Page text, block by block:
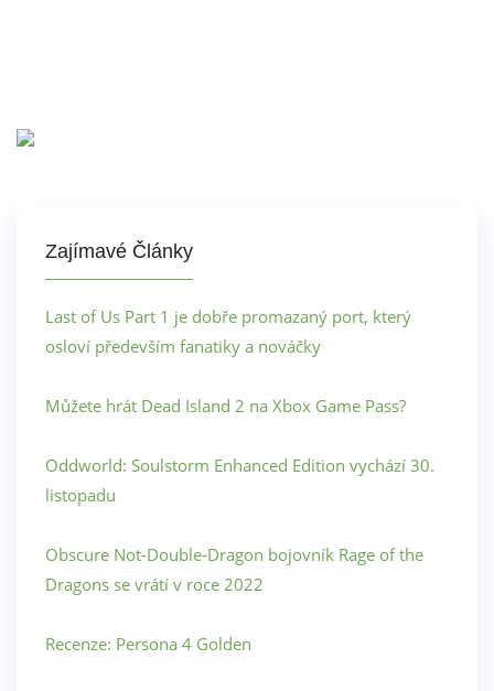
Zajímavé Články
Last of Us Part 1 je dobře promazaný port, který
osloví především fanatiky a nováčky
Můžete hrát Dead Island 2 na Xbox Game Pass?
Oddworld: Soulstorm Enhanced Edition vychází 30.
listopadu
Obscure Not-Double-Dragon bojovník Rage of the
Dragons se vrátí v roce 2022
Recenze: Persona 4 Golden